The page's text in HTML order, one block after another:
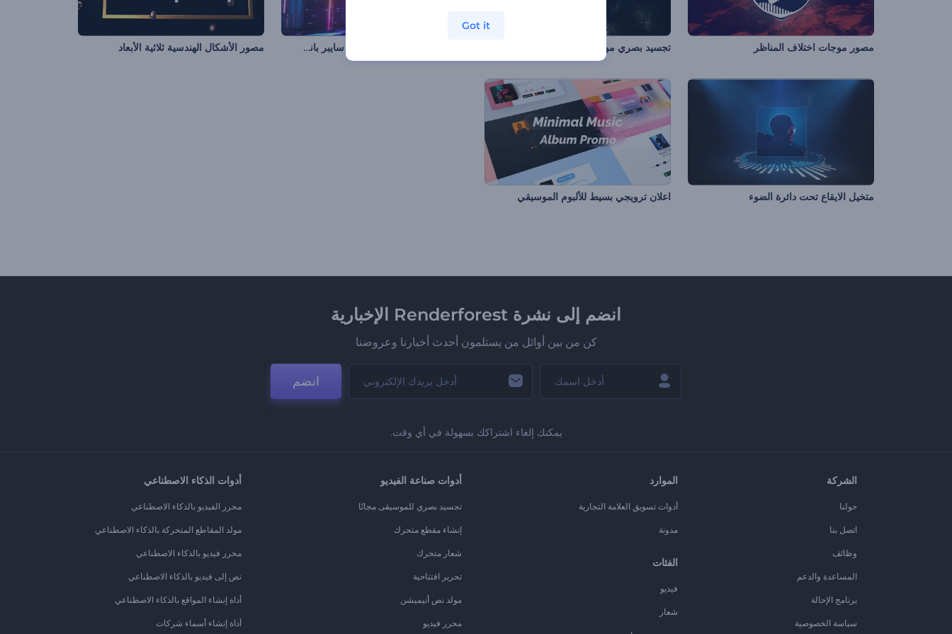
مصور موجات اختلاف المناظر تجسيد بصري للموسيقى بلعبة سايبر بانك القديمة مصور الأشكال الهندسية ثلاثية الأبعاد
متخيل الايقاع تحت دائرة الضوء اعلان ترويجي بسيط للألبوم الموسيقي
انضم إلى نشرة Renderforest الإخبارية
كن من بين أوائل من يستلمون أحدث أخبارنا وعروضنا
انضم
يمكنك إلغاء اشتراكك بسهولة في أي وقت.
الشركة
حولنا
اتصل بنا
وظائف
المساعدة والدعم
برنامج الإحالة
سياسة الخصوصية
الموارد
أدوات تسويق العلامة التجارية
مدونة
الفئات
فيديو
شعار
أدوات صناعة الفيديو
تجسيد بصري للموسيقى مجانًا
إنشاء مقطع متحرك
شعار متحرك
تحرير افتتاحية
مولد نص أنيميشن
محرر فيديو
أدوات الذكاء الاصطناعي
محرر الفيديو بالذكاء الاصطناعي
مولد المقاطع المتحركة بالذكاء الاصطناعي
محرر فيديو بالذكاء الاصطناعي
نص إلى فيديو بالذكاء الاصطناعي
أداة إنشاء المواقع بالذكاء الاصطناعي
أداة إنشاء أسماء شركات
Got it